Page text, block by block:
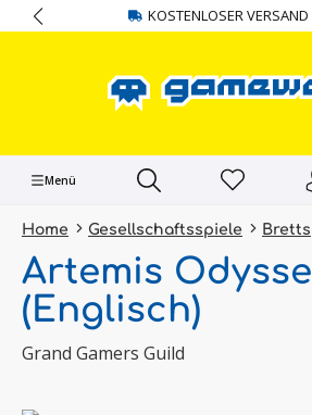
springen KOSTENLOSER
Menü
Home Gesellschaftsspiele
Artemis
(Englisch)
Grand Gamers Guild